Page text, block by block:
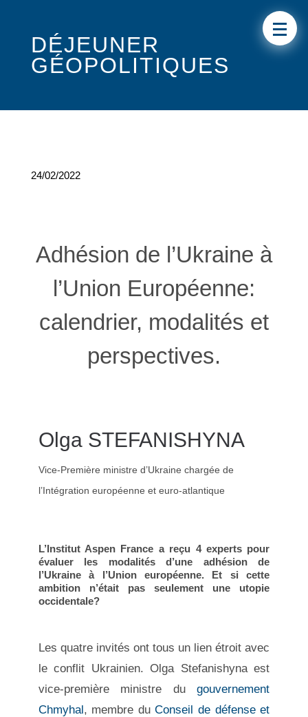
DÉJEUNER
GÉOPOLITIQUES
24/02/2022
Adhésion de l’Ukraine à
l’Union Européenne:
calendrier, modalités et
perspectives.
Olga STEFANISHYNA
Vice-Première ministre d’Ukraine chargée de
l’Intégration européenne et euro-atlantique
L’Institut Aspen France a reçu 4 experts pour
évaluer les modalités d’une adhésion de
l’Ukraine à l’Union européenne. Et si cette
ambition n’était pas seulement une utopie
occidentale?
Les quatre invités ont tous un lien étroit avec
le conflit Ukrainien. Olga Stefanishynaest
vice-première ministre dugouvernement
Chmyhal, membre duConseil de défense et